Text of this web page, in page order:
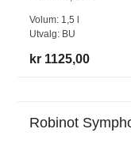
Volum: 1,5
Utvalg: BU
kr 1125,00
Robinot